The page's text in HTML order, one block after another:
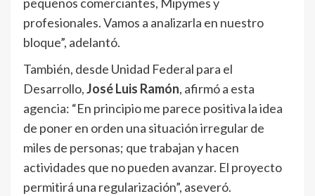
pequeños comerciantes, Mipymes y
profesionales. Vamos a analizarla en nuestro
bloque”, adelantó.
También, desde Unidad Federal para el
Desarrollo,José Luis Ramón, afirmó a esta
agencia: “En principio me parece positiva la idea
de poner en orden una situación irregular de
miles de personas; que trabajan y hacen
actividades que no pueden avanzar. El proyecto
permitirá una regularización”, aseveró.